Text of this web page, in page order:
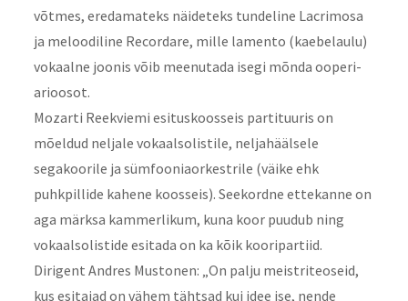
võtmes, eredamateks näideteks tundeline Lacrimosa
ja meloodiline Recordare, mille lamento (kaebelaulu)
vokaalne joonis võib meenutada isegi mõnda ooperi-
arioosot.
Mozarti Reekviemi esituskoosseis partituuris on
mõeldud neljale vokaalsolistile, neljahäälsele
segakoorile ja sümfooniaorkestrile (väike ehk
puhkpillide kahene koosseis). Seekordne ettekanne on
aga märksa kammerlikum, kuna koor puudub ning
vokaalsolistide esitada on ka kõik kooripartiid.
Dirigent Andres Mustonen: „On palju meistriteoseid,
kus esitajad on vähem tähtsad kui idee ise, nende